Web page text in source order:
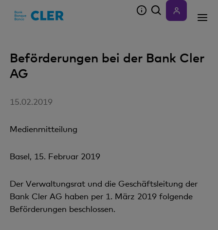
Beförderungen bei der Bank Cler
AG
15.02.2019
Medienmitteilung
Basel, 15. Februar 2019
Der Verwaltungsrat und die Geschäftsleitung der
Bank Cler AG haben per 1. März 2019 folgende
Beförderungen beschlossen.